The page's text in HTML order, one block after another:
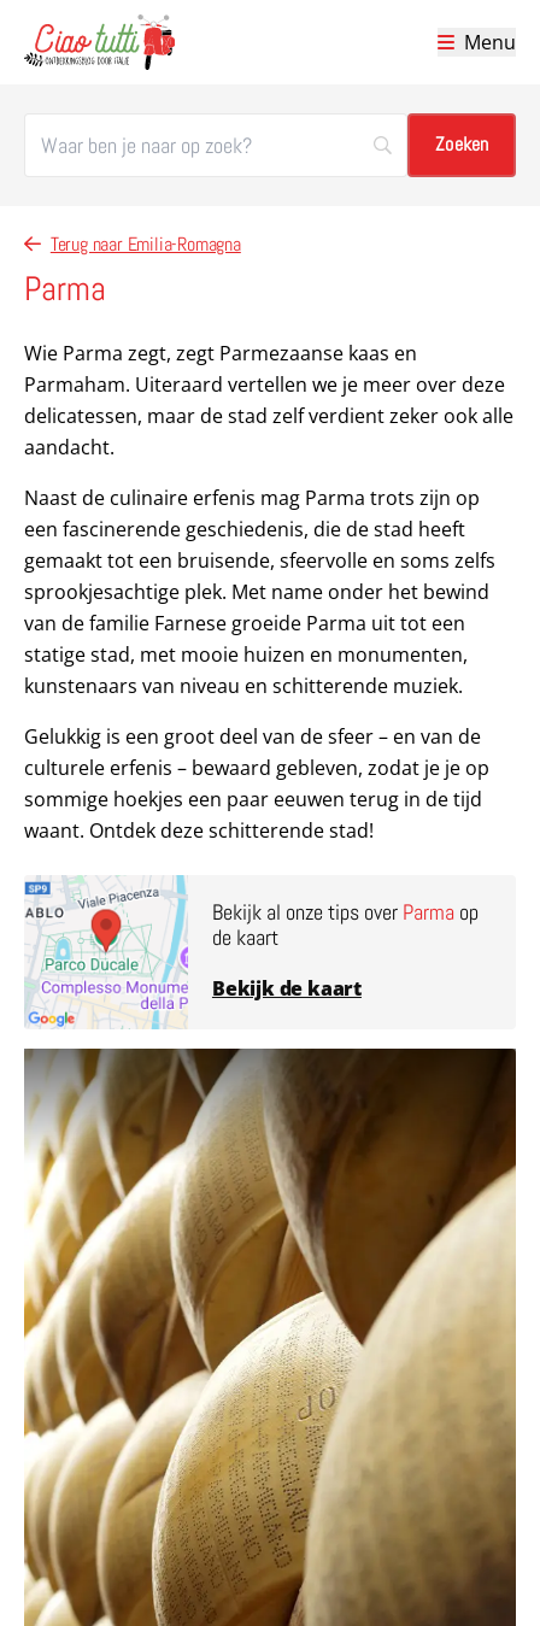
Menu
Terug naar Emilia-Romagna
Parma
Wie Parma zegt, zegt Parmezaanse kaas en
Parmaham. Uiteraard vertellen we je meer over deze
delicatessen, maar de stad zelf verdient zeker ook alle
aandacht.
Naast de culinaire erfenis mag Parma trots zijn op
een fascinerende geschiedenis, die de stad heeft
gemaakt tot een bruisende, sfeervolle en soms zelfs
sprookjesachtige plek. Met name onder het bewind
van de familie Farnese groeide Parma uit tot een
statige stad, met mooie huizen en monumenten,
kunstenaars van niveau en schitterende muziek.
Gelukkig is een groot deel van de sfeer – en van de
culturele erfenis – bewaard gebleven, zodat je je op
sommige hoekjes een paar eeuwen terug in de tijd
waant. Ontdek deze schitterende stad!
Bekijk al onze tips over Parma op
de kaart
Bekijk de kaart